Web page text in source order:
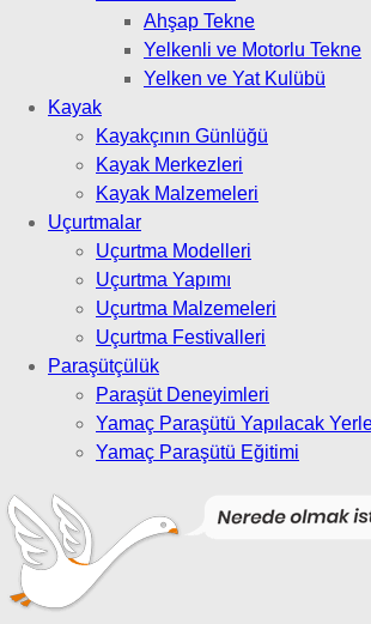
Ahşap Tekne
Yelkenli ve Motorlu Tekne
Yelken ve Yat Kulübü
Kayak
Kayakçının Günlüğü
Kayak Merkezleri
Kayak Malzemeleri
Uçurtmalar
Uçurtma Modelleri
Uçurtma Yapımı
Uçurtma Malzemeleri
Uçurtma Festivalleri
Paraşütçülük
Paraşüt Deneyimleri
Yamaç Paraşütü Yapılacak
Yamaç Paraşütü Eğitimi